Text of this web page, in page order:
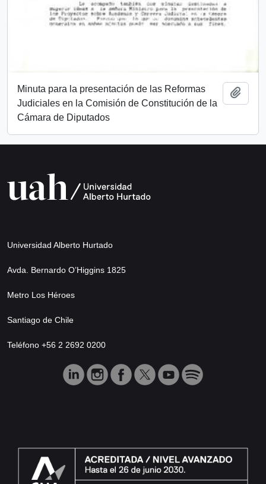
Minuta para la presentación de las Reformas
Judiciales en la Comisión de Constitución de la
Cámara de Diputados
Universidad Alberto Hurtado
Avda. Bernardo O’Higgins 1825
Metro Los Héroes
Santiago de Chile
Teléfono +56 2 2692 0200